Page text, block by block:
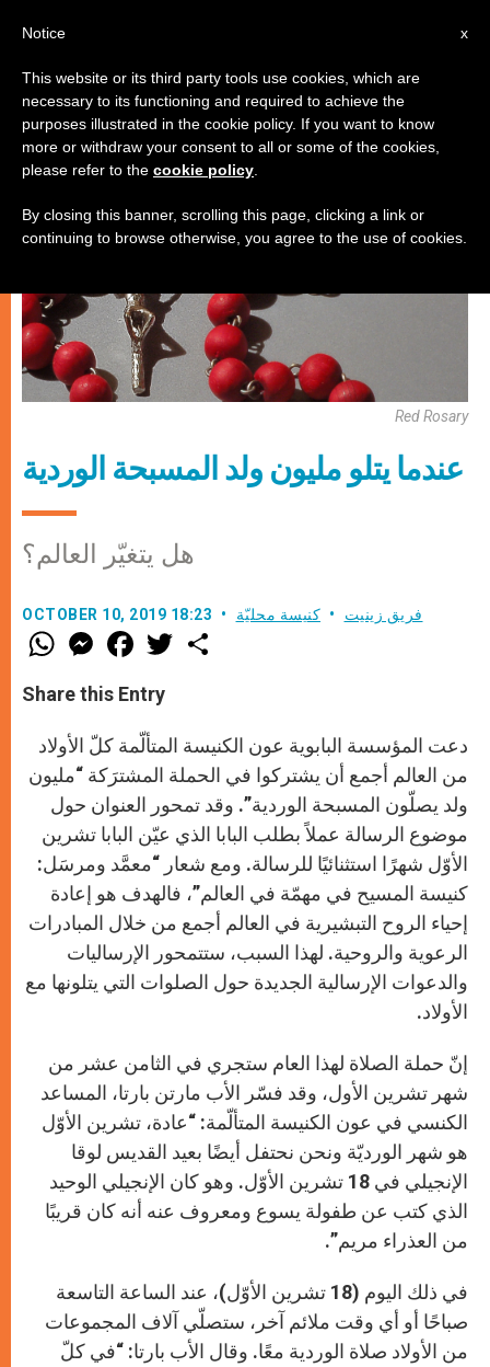
كنيسة محليّة
Red Rosary
عندما يتلو مليون ولد المسبحة الوردية
هل يتغيّر العالم؟
OCTOBER 10, 2019 18:23 فريق زينيت كنيسة محليّة
W
h
t
s
p
p
M
e
s
e
g
e
r
F
a
e
b
o
k
w
Share this Entry
دعت المؤسسة البابوية عون الكنيسة المتألّمة كلّ الأولاد
من العالم أجمع أن يشتركوا في الحملة المشترَكة “مليون
ولد يصلّون المسبحة الوردية”. وقد تمحور العنوان حول
موضوع الرسالة عملاً بطلب البابا الذي عيّن البابا تشرين
الأوّل شهرًا استثنائيًا للرسالة. ومع شعار “معمَّد ومرسَل:
كنيسة المسيح في مهمّة في العالم”، فالهدف هو إعادة
إحياء الروح التبشيرية في العالم أجمع من خلال المبادرات
الرعوية والروحية. لهذا السبب، ستتمحور الإرساليات
والدعوات الإرسالية الجديدة حول الصلوات التي يتلونها مع
الأولاد.
إنّ حملة الصلاة لهذا العام ستجري في الثامن عشر من
شهر تشرين الأول، وقد فسّر الأب مارتن بارتا، المساعد
الكنسي في عون الكنيسة المتألّمة: “عادة، تشرين الأوّل
هو شهر الورديّة ونحن نحتفل أيضًا بعيد القديس لوقا
الإنجيلي في 18 تشرين الأوّل. وهو كان الإنجيلي الوحيد
الذي كتب عن طفولة يسوع ومعروف عنه أنه كان قريبًا
من العذراء مريم”.
في ذلك اليوم (18 تشرين الأوّل)، عند الساعة التاسعة
صباحًا أو أي وقت ملائم آخر، ستصلّي آلاف المجموعات
من الأولاد صلاة الوردية معًا. وقال الأب بارتا: “في كلّ
x
Notice
This website or its third party tools use cookies, which are
necessary to its functioning and required to achieve the
purposes illustrated in the cookie policy. If you want to know
more or withdraw your consent to all or some of the cookies,
please refer to the cookie policy
By closing this banner, scrolling this page, clicking a link or
continuing to browse otherwise, you agree to the use of cookies.